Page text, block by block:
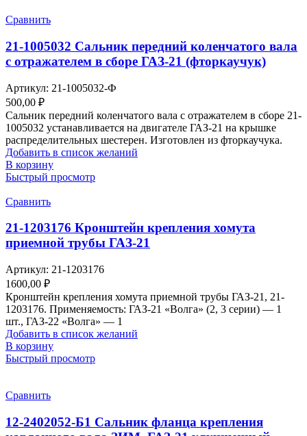
Сравнить
21-1005032 Сальник передний коленчатого вала
с отражателем в сборе ГАЗ-21 (фторкаучук)
Артикул: 21-1005032-Ф
500,00 ₽
Сальник передний коленчатого вала с отражателем в сборе 21-
1005032 устанавливается на двигателе ГАЗ-21 на крышке
распределительных шестерен. Изготовлен из фторкаучука.
Добавить в список желаний
В корзину
Быстрый просмотр
Сравнить
21-1203176 Кронштейн крепления хомута
приемной трубы ГАЗ-21
Артикул: 21-1203176
1600,00 ₽
Кронштейн крепления хомута приемной трубы ГАЗ-21, 21-
1203176. Применяемость: ГАЗ-21 «Волга» (2, 3 серии) — 1
шт., ГАЗ-22 «Волга» — 1
Добавить в список желаний
В корзину
Быстрый просмотр
Сравнить
12-2402052-Б1 Сальник фланца крепления